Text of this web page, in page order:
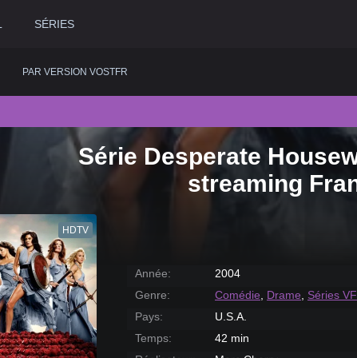
SÉRIES
Historique
Musical
Policier
Romance
Science fiction
2017
2016
2015
2014
PAR VERSION VOSTFR
Série Desperate
streaming
HDTV
Année:
2004
Genre:
Comédie, Drame, Séries VF
Pays:
U.S.A.
Temps:
42 min